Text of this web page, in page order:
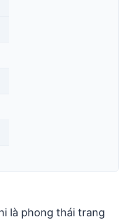
là phong thái trang